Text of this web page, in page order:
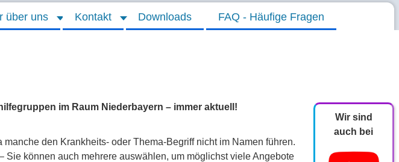
über uns Kontakt Downloads FAQ - Häufige Fragen
im Raum Niederbayern – immer aktuell!
den Krankheits- oder Thema-Begriff nicht im Namen führen.
Sie können auch mehrere auswählen, um möglichst viele Angebote
Wir sind
auch bei